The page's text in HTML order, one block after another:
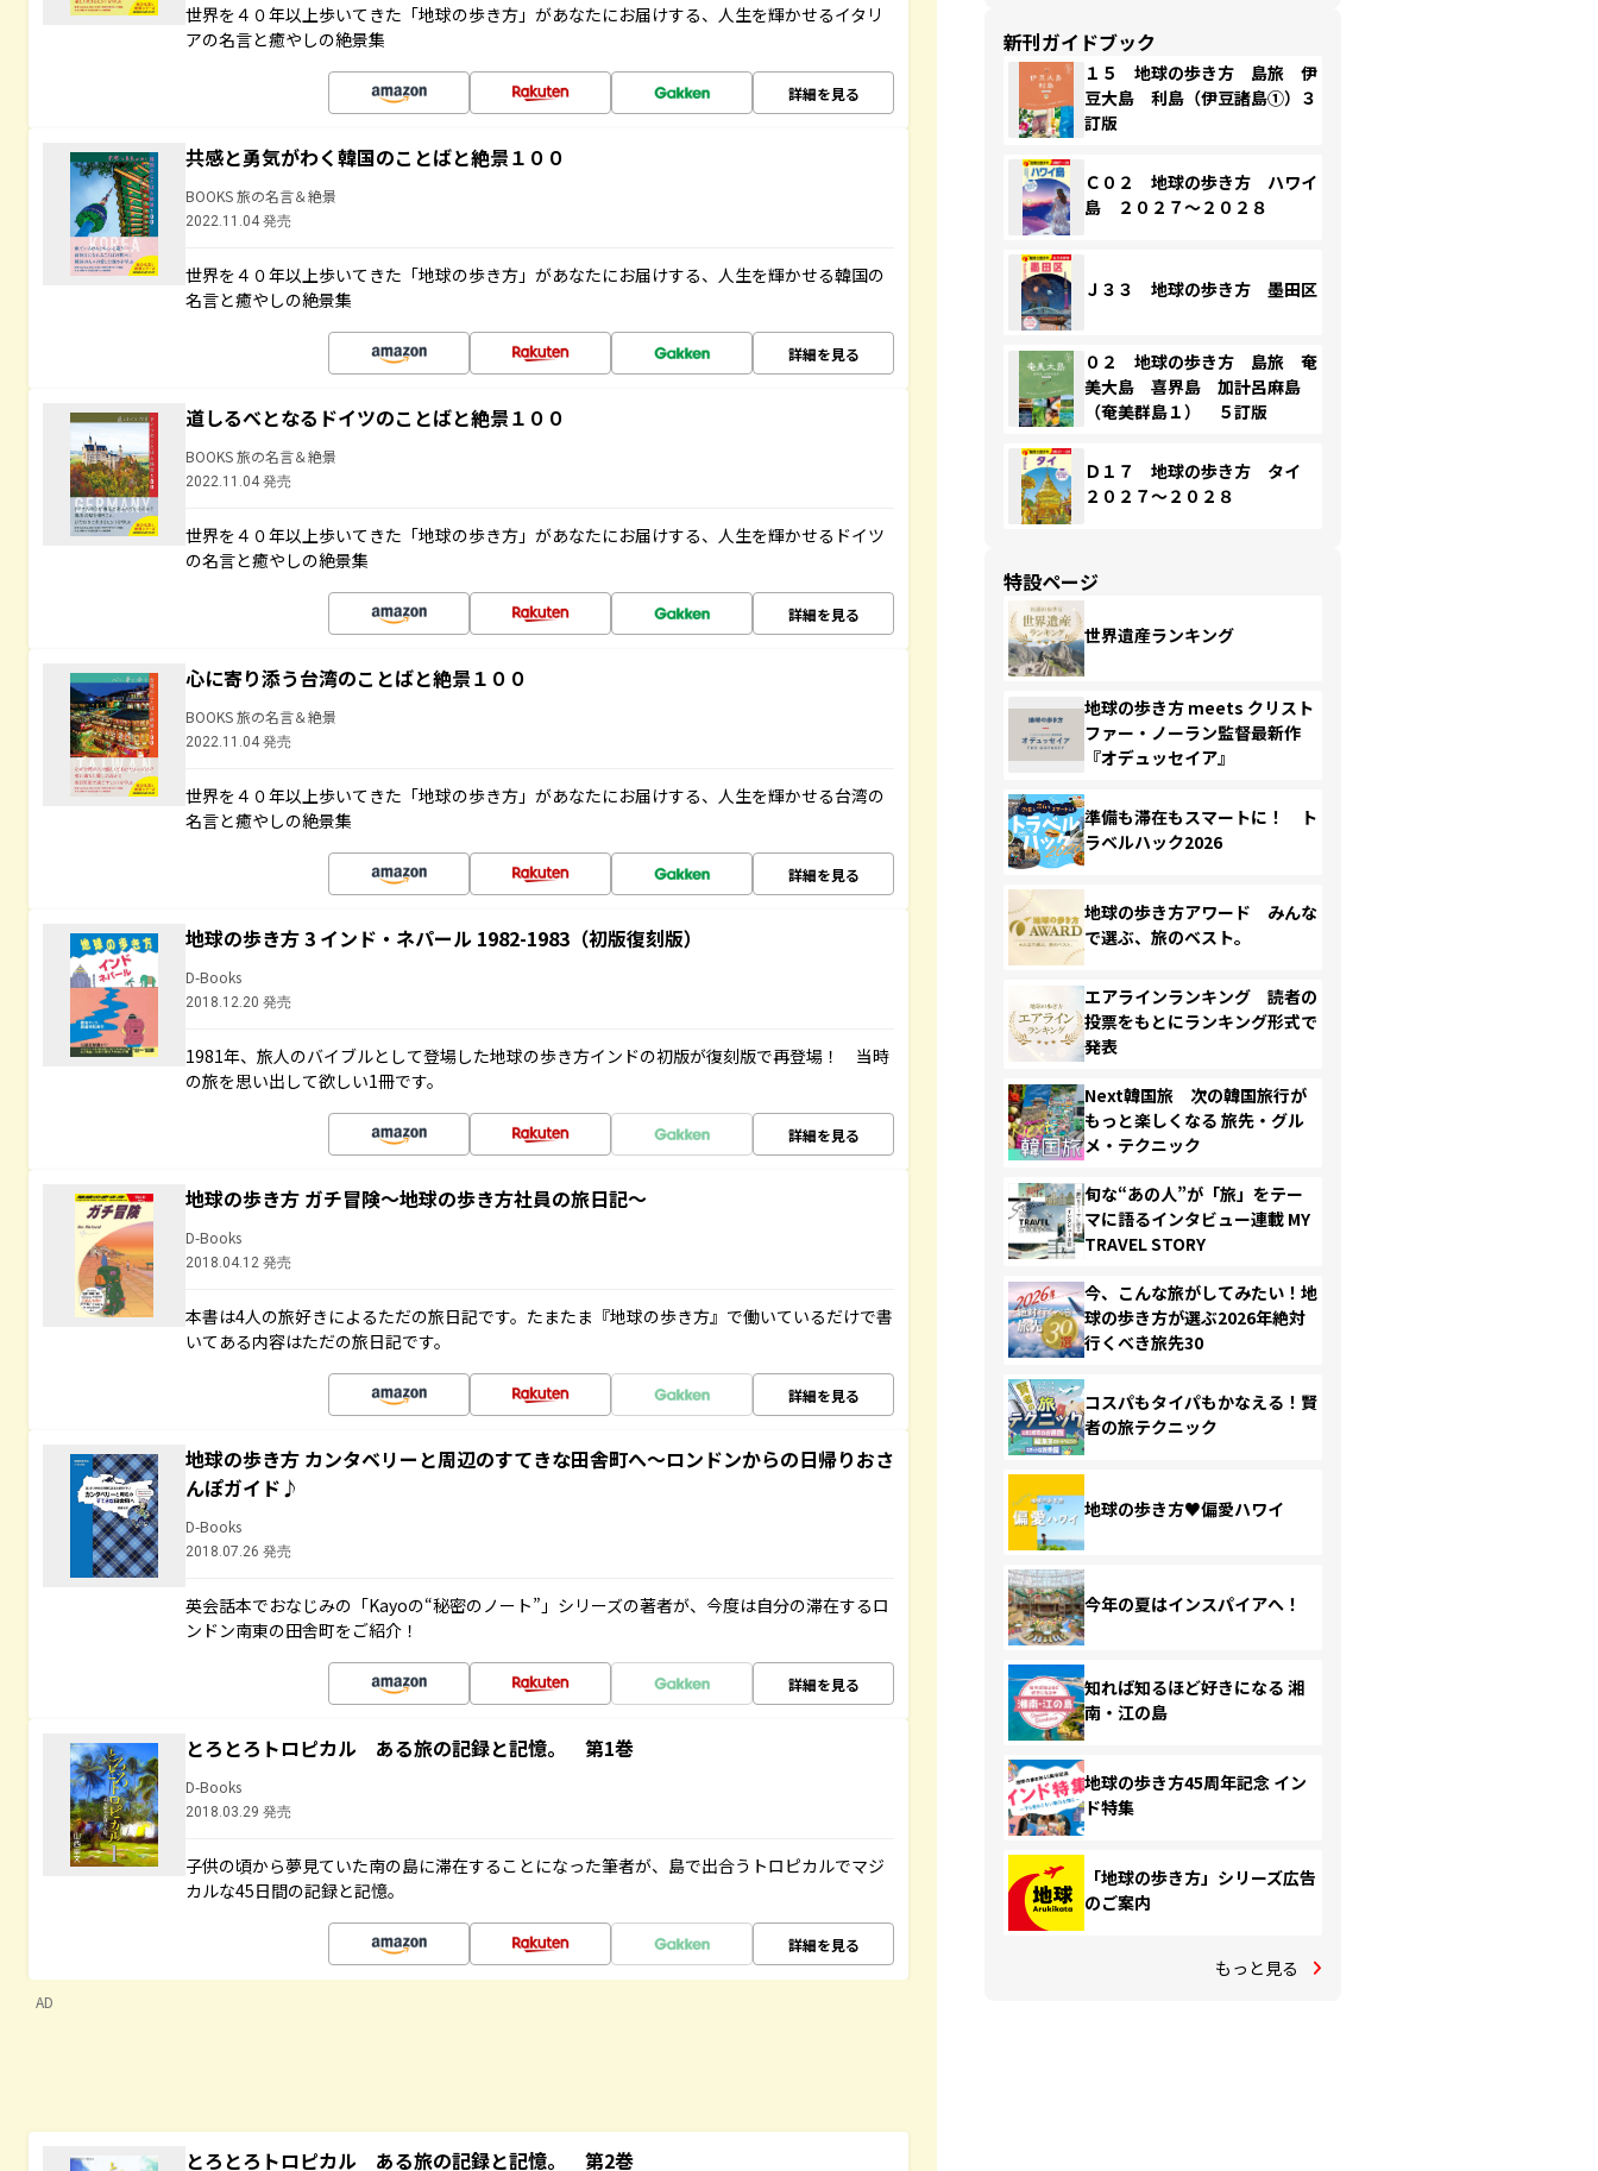
世界を４０年以上歩いてきた「地球の歩き方」があなたにお届けする、人生を輝かせるイタリ
アの名言と癒やしの絶景集
詳細を見る
共感と勇気がわく韓国のことばと絶景１００
BOOKS 旅の名言＆絶景
2022.11.04 発売
世界を４０年以上歩いてきた「地球の歩き方」があなたにお届けする、人生を輝かせる韓国の
名言と癒やしの絶景集
詳細を見る
道しるべとなるドイツのことばと絶景１００
BOOKS 旅の名言＆絶景
2022.11.04 発売
世界を４０年以上歩いてきた「地球の歩き方」があなたにお届けする、人生を輝かせるドイツ
の名言と癒やしの絶景集
詳細を見る
心に寄り添う台湾のことばと絶景１００
BOOKS 旅の名言＆絶景
2022.11.04 発売
世界を４０年以上歩いてきた「地球の歩き方」があなたにお届けする、人生を輝かせる台湾の
名言と癒やしの絶景集
詳細を見る
地球の歩き方 3 インド・ネパール 1982-1983（初版復刻版）
D-Books
2018.12.20 発売
1981年、旅人のバイブルとして登場した地球の歩き方インドの初版が復刻版で再登場！ 当時
の旅を思い出して欲しい1冊です。
詳細を見る
地球の歩き方 ガチ冒険～地球の歩き方社員の旅日記～
D-Books
2018.04.12 発売
本書は4人の旅好きによるただの旅日記です。たまたま『地球の歩き方』で働いているだけで書
いてある内容はただの旅日記です。
詳細を見る
地球の歩き方 カンタベリーと周辺のすてきな田舎町へ～ロンドンからの日帰りおさ
んぽガイド♪
D-Books
2018.07.26 発売
英会話本でおなじみの「Kayoの“秘密のノート”」シリーズの著者が、今度は自分の滞在するロ
ンドン南東の田舎町をご紹介！
詳細を見る
とろとろトロピカル ある旅の記録と記憶。 第1巻
D-Books
2018.03.29 発売
子供の頃から夢見ていた南の島に滞在することになった筆者が、島で出合うトロピカルでマジ
カルな45日間の記録と記憶。
詳細を見る
AD
とろとろトロピカル ある旅の記録と記憶。 第2巻
新刊ガイドブック
１５ 地球の歩き方 島旅 伊
豆大島 利島（伊豆諸島①）３
訂版
Ｃ０２ 地球の歩き方 ハワイ
島 ２０２７～２０２８
Ｊ３３ 地球の歩き方 墨田区
０２ 地球の歩き方 島旅 奄
美大島 喜界島 加計呂麻島
（奄美群島１） ５訂版
Ｄ１７ 地球の歩き方 タイ
２０２７～２０２８
特設ページ
世界遺産ランキング
地球の歩き方 meets クリスト
ファー・ノーラン監督最新作
『オデュッセイア』
準備も滞在もスマートに！ ト
ラベルハック2026
地球の歩き方アワード みんな
で選ぶ、旅のベスト。
エアラインランキング 読者の
投票をもとにランキング形式で
発表
Next韓国旅 次の韓国旅行が
もっと楽しくなる 旅先・グル
メ・テクニック
旬な“あの人”が「旅」をテー
マに語るインタビュー連載 MY
TRAVEL STORY
今、こんな旅がしてみたい！地
球の歩き方が選ぶ2026年絶対
行くべき旅先30
コスパもタイパもかなえる！賢
者の旅テクニック
地球の歩き方♥偏愛ハワイ
今年の夏はインスパイアへ！
知れば知るほど好きになる 湘
南・江の島
地球の歩き方45周年記念 イン
ド特集
「地球の歩き方」シリーズ広告
のご案内
もっと見る